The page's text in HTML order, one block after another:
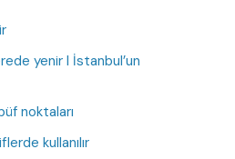
yenir I İstanbul’un
noktaları
kullanılır